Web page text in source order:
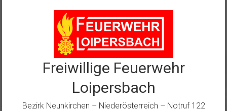
Freiwillige Feuerwehr
Loipersbach
Bezirk Neunkirchen – Niederösterreich – Notruf 122